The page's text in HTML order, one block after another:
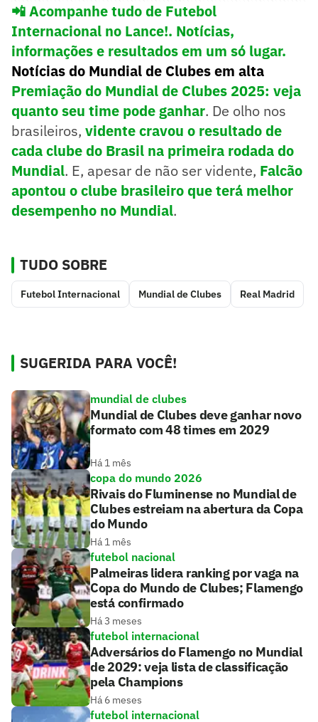
📲 Acompanhe tudo de Futebol
Internacional no Lance!. Notícias,
informações e resultados em um só lugar.
Notícias do Mundial de Clubes em alta
Premiação do Mundial de Clubes 2025: veja
quanto seu time pode ganhar. De olho nos
brasileiros, vidente cravou o resultado de
cada clube do Brasil na primeira rodada do
Mundial. E, apesar de não ser vidente, Falcão
apontou o clube brasileiro que terá melhor
desempenho no Mundial.
TUDO SOBRE
Futebol Internacional Mundial de Clubes Real Madrid
SUGERIDA PARA VOCÊ!
mundial de clubes
Mundial de Clubes deve ganhar novo
formato com 48 times em 2029
Há 1 mês
copa do mundo 2026
Rivais do Fluminense no Mundial de
Clubes estreiam na abertura da Copa
do Mundo
Há 1 mês
futebol nacional
Palmeiras lidera ranking por vaga na
Copa do Mundo de Clubes; Flamengo
está confirmado
Há 3 meses
futebol internacional
Adversários do Flamengo no Mundial
de 2029: veja lista de classificação
pela Champions
Há 6 meses
futebol internacional